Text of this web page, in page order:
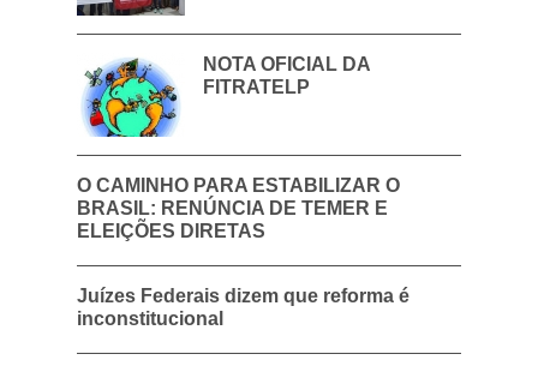
NOTA OFICIAL DA
FITRATELP
O CAMINHO PARA ESTABILIZAR O
BRASIL: RENÚNCIA DE TEMER E
ELEIÇÕES DIRETAS
Juízes Federais dizem que reforma é
inconstitucional